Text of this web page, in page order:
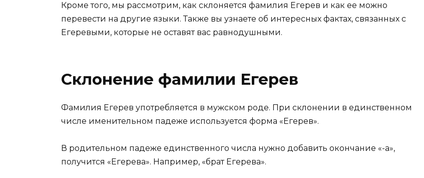
Кроме того, мы рассмотрим, как склоняется фамилия Егерев и как ее можно
перевести на другие языки. Также вы узнаете об интересных фактах, связанных с
Егеревыми, которые не оставят вас равнодушными.
Склонение фамилии Егерев
Фамилия Егерев употребляется в мужском роде. При склонении в единственном
числе именительном падеже используется форма «Егерев».
В родительном падеже единственного числа нужно добавить окончание «-а»,
получится «Егерева». Например, «брат Егерева».